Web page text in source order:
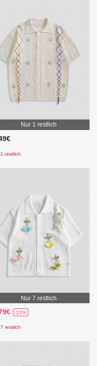
Nur 1 restlich
restlich
Nur 7 restlich
-12%
restlich